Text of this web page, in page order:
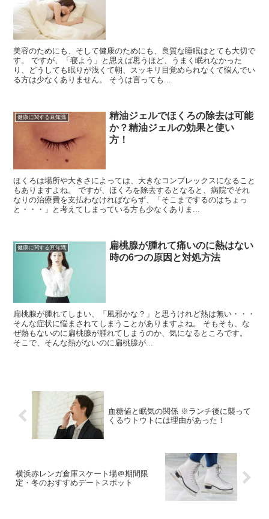
美容のためにも、そして健康のためにも、良質な睡眠はとても大切で
す。 ですが、「寝よう」と思えば思うほど、うまく眠れなかった
り、どうしても眠りが浅くて朝、スッキリ目覚められなくて悩んでい
る方は少なくありません。 そうは言っても...
健康に関する豆知識
精油ジェルでほくろの除去は可能
か？精油ジェルの効果と使い
方！
ほくろは場所や大きさによっては、大きなコンプレックスになること
もありますよね。 ですが、ほくろを除去するとなると、病院でそれ
なりの治療費を支払わなければならず、「そこまでするのはちょっ
と・・・」と考えてしまっている方も少なくありま...
健康に関する豆知識
扁桃腺が腫れて痛いのに熱はない
時の6つの原因と対処方法
扁桃腺が腫れてしまい、「風邪かな？」と思うけれど熱は無い・・・
そんな症状に悩まされてしまうことがありますよね。 そもそも、な
ぜ熱もないのに扁桃腺が腫れてしまうのか、気になるところです。
そこで、そんな熱がないのに扁桃腺が...
血糖値と眠気の関係 ※ランチ後に襲って
くるウトウトには理由があった！
横浜赤レンガ倉庫スケート場＠期間限
定・冬のおすすめデートスポット